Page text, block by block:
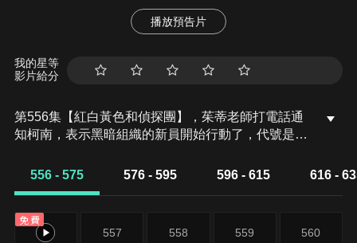
播放預告片
我的星等
影片給分
第556集【紅白黃色和偵探團】，茱蒂老師打電話通
知柯南，表示黑暗組織的新員開始行動了，代號是波
公寓裡的某個房客每晚都有可疑的舉動，想拜託少年
556 - 575 576 - 595 596 - 615 616 -
免費
556 557 558 559 560